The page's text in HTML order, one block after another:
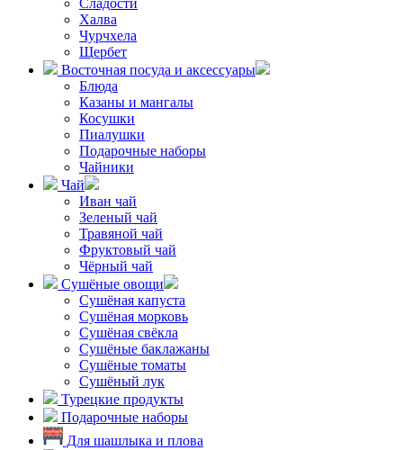
Сладости
Халва
Чурчхела
Щербет
Восточная посуда и аксессуары
Блюда
Казаны и мангалы
Косушки
Пиалушки
Подарочные наборы
Чайники
Чай
Иван чай
Зеленый чай
Травяной чай
Фруктовый чай
Чёрный чай
Сушёные овощи
Сушёная капуста
Сушёная морковь
Сушёная свёкла
Сушёные баклажаны
Сушёные томаты
Сушёный лук
Турецкие продукты
Подарочные наборы
Для шашлыка и плова